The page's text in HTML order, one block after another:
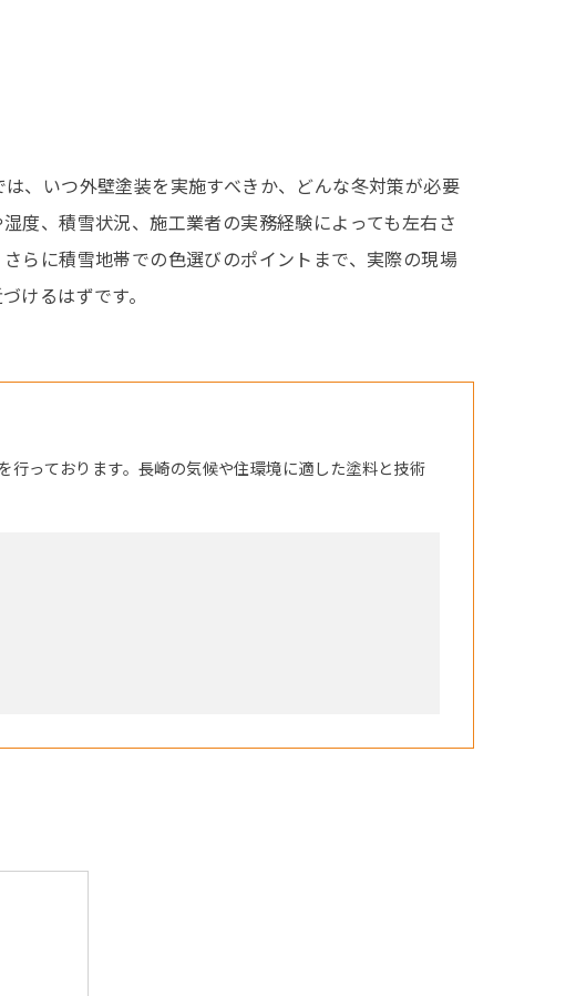
、いつ外壁塗装を実施すべきか、どんな冬対策が必要
度、積雪状況、施工業者の実務経験によっても左右さ
らに積雪地帯での色選びのポイントまで、実際の現場
けるはずです。
っております。長崎の気候や住環境に適した塗料と技術